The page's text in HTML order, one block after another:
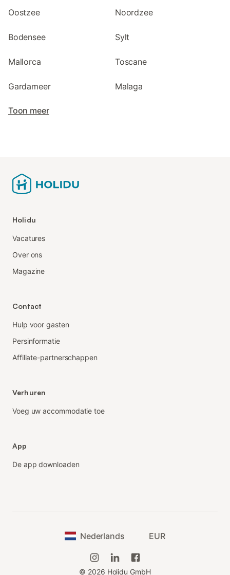
Oostzee Noordzee
Bodensee Sylt
Mallorca Toscane
Gardameer Malaga
Toon meer
Holidu
Vacatures
Over ons
Magazine
Contact
Hulp voor gasten
Persinformatie
Affiliate-partnerschappen
Verhuren
Voeg uw accommodatie toe
App
De app downloaden
Nederlands EUR
© 2026 Holidu GmbH